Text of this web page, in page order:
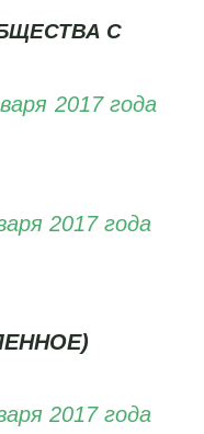
С
2017 года
2017 года
2017 года